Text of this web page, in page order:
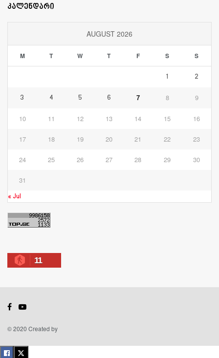
კალენდარი
AUGUST 2026
M T W T F S S
1 2
3 4 5 6 7 8 9
10 11 12 13 14 15 16
17 18 19 20 21 22 23
24 25 26 27 28 29 30
31
« Jul
11
© 2020 Created by